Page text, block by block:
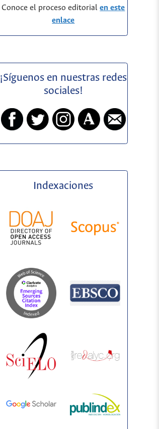
Conoce el proceso editorialen este
enlace
¡Síguenos en nuestras redes
sociales!
Indexaciones